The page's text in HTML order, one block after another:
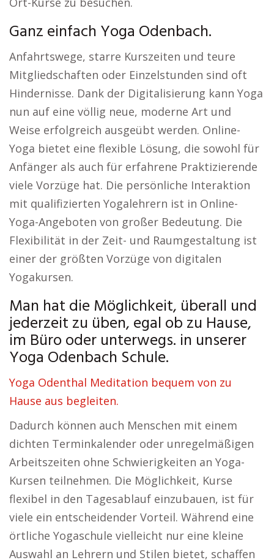
Ganz einfach Yoga Odenbach.
Anfahrtswege, starre Kurszeiten und teure
Mitgliedschaften oder Einzelstunden sind oft
Hindernisse. Dank der Digitalisierung kann Yoga
nun auf eine völlig neue, moderne Art und
Weise erfolgreich ausgeübt werden. Online-
Yoga bietet eine flexible Lösung, die sowohl für
Anfänger als auch für erfahrene Praktizierende
viele Vorzüge hat. Die persönliche Interaktion
mit qualifizierten Yogalehrern ist in Online-
Yoga-Angeboten von großer Bedeutung. Die
Flexibilität in der Zeit- und Raumgestaltung ist
einer der größten Vorzüge von digitalen
Yogakursen.
Man hat die Möglichkeit, überall und
jederzeit zu üben, egal ob zu Hause,
im Büro oder unterwegs. in unserer
Yoga Odenbach Schule.
Yoga Odenthal Meditation bequem von zu
Hause aus begleiten.
Dadurch können auch Menschen mit einem
dichten Terminkalender oder unregelmäßigen
Arbeitszeiten ohne Schwierigkeiten an Yoga-
Kursen teilnehmen. Die Möglichkeit, Kurse
flexibel in den Tagesablauf einzubauen, ist für
viele ein entscheidender Vorteil. Während eine
örtliche Yogaschule vielleicht nur eine kleine
Auswahl an Lehrern und Stilen bietet, schaffen